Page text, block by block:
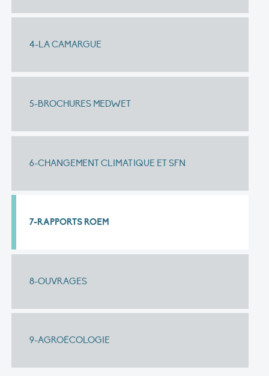
4-LA CAMARGUE
5-BROCHURES MEDWET
6-CHANGEMENT CLIMATIQUE ET SFN
7-RAPPORTS ROEM
8-OUVRAGES
9-AGROÉCOLOGIE